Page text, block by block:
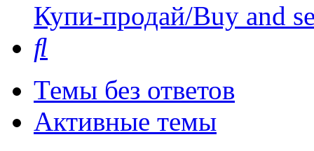
Купи-продай/Buy and
Темы без ответов
Активные темы